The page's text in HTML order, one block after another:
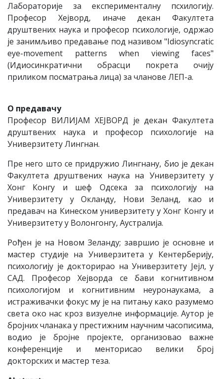
Лабораторије за експерименталну псхилогију.
Професор Хејворд, иначе декан Факултета
друштвених наука и професор психологије, одржао
је занимљиво предавање под називом "Idiosyncratic
eye-movement patterns when viewing faces"
(Идиосинкратични обрасци покрета очију
приликом посматрања лица) за чланове ЛЕП-а.
О предавачу
Професор ВИЛИЈАМ ХЕЈВОРД је декан Факултета
друштвених наука и професор психологије на
Универзитету Лингнан.
Пре него што се придружио Лингнану, био је декан
Факултета друштвених наука на Универзитету у
Хонг Конгу и шеф Одсека за психологију на
Универзитету у Окланду, Нови Зеланд, као и
предавач на Кинеском универзитету у Хонг Конгу и
Универзитету у Волонгонгу, Аустралија.
Рођен је на Новом Зеланду; завршио је основне и
мастер студије на Универзитета у Кентерберију,
психологију је докторирао на Универзитету Јејл, у
САД. Професор Хејворда се бави когнитивном
психологијом и когнитивним неуронаукама, а
истраживачки фокус му је на питању како разумемо
света око нас кроз визуелне информације. Аутор је
бројних чланака у престижним научним часописима,
водио је бројне пројекте, организовао важне
конференције и менторисао велики број
докторских и мастер теза.